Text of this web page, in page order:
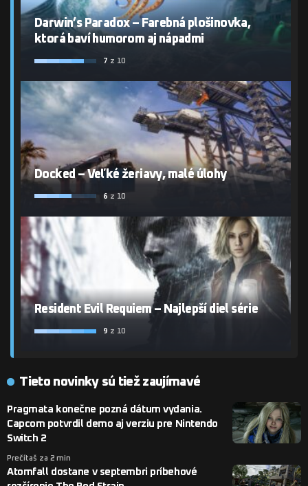
Darwin’s Paradox – Farebná plošinovka,
ktorá baví humorom aj nápadmi
7 z 10
Docked – Veľké žeriavy, malé úlohy
6 z 10
Resident Evil Requiem – Najlepší diel série
9 z 10
Tieto novinky sú tiež zaujímavé
Pragmata konečne pozná dátum vydania.
Capcom potvrdil demo aj verziu pre Nintendo
Switch 2
Prečítaš za 2 min
Atomfall dostane v septembri príbehové